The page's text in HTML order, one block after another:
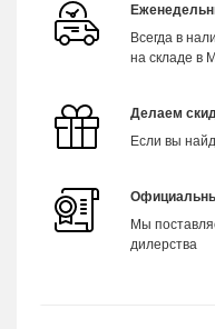
Всегда в
на складе в
Делаем
Если вы
Мы
дилерства